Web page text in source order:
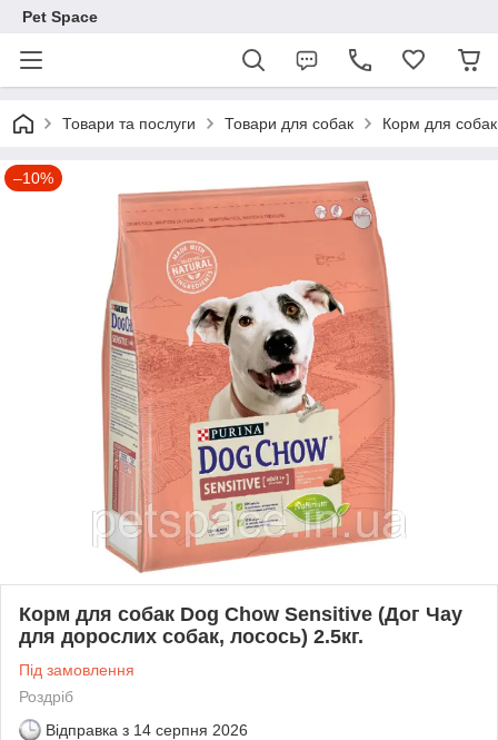
Pet Space
Товари та послуги Товари для собак Корм для собак
–10%
Корм для собак Dog Chow Sensіtive (Дог Чау
для дорослих собак, лосось) 2.5кг.
Під замовлення
Роздріб
Відправка з 14 серпня 2026